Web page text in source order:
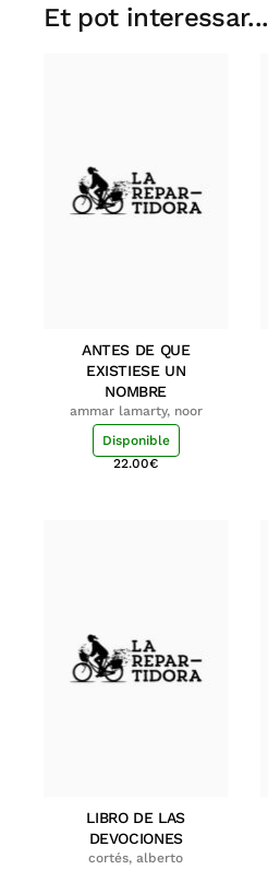
Et pot interessar...
ANTES DE QUE
EXISTIESE UN
NOMBRE
ammar lamarty, noor
Disponible
22.00€
LIBRO DE LAS
DEVOCIONES
cortés, alberto